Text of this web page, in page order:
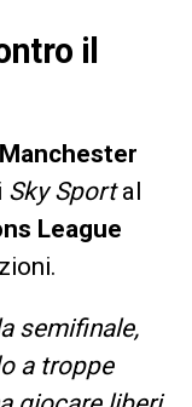
il
Manchester
Sky Sportal
League
semifinale,
a troppe